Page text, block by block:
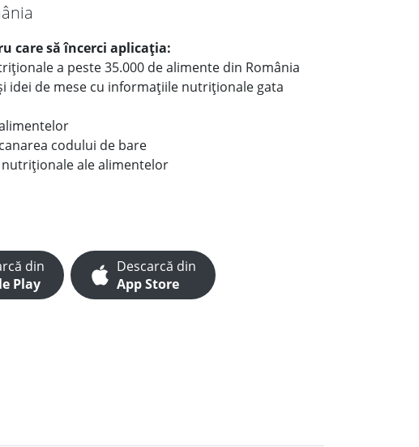
care să încerci aplicația:
a peste 35.000 de alimente din România
idei de mese cu informațiile nutriționale gata
codului de bare
ale alimentelor
din
Play
Descarcă din
App Store